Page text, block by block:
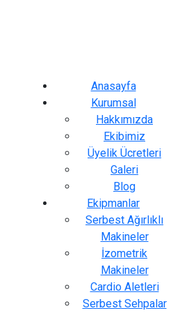
Anasayfa
Kurumsal
Hakkımızda
Ekibimiz
Üyelik Ücretleri
Galeri
Blog
Ekipmanlar
Serbest Ağırlıklı
Makineler
İzometrik
Makineler
Cardio Aletleri
Serbest Sehpalar